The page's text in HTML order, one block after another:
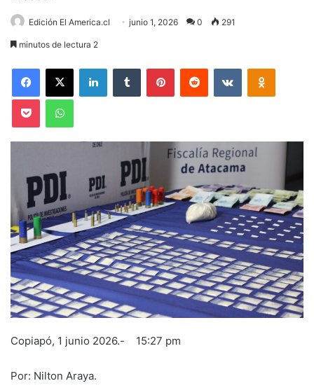
Edición El America.cl junio 1, 2026 0 291
minutos de lectura 2
Facebook
X LinkedInTumblr PinterestReddit VKontakte
Pocket WhatsApp
Copiapó, 1 junio 2026.- 15:27 pm
Por: Nilton Araya.